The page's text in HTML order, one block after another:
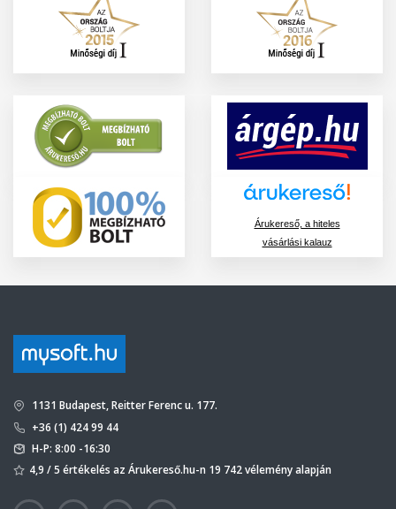
Árukereső, a hiteles
vásárlási kalauz
1131 Budapest, Reitter Ferenc u. 177.
+36 (1) 424 99 44
H-P: 8:00 -16:30
4,9 / 5 értékelés az Árukereső.hu-n 19 742 vélemény alapján